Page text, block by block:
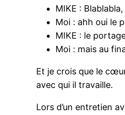
MIKE :
Moi : ahh oui le
MIKE : le
Moi : mais au
Et je crois que le
avec qui il travaille.
Lors d’un entretien